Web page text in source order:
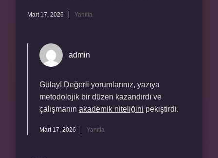
Mart 17, 2026 Yanıtla
admin
Gülay! Değerli yorumlarınız, yazıya
metodolojik bir düzen kazandırdı ve
çalışmanın akademik niteliğini pekiştirdi.
Mart 17, 2026 Yanıtla